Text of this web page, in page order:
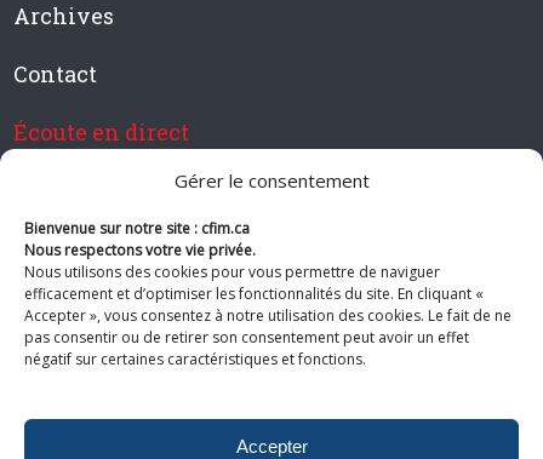
Gérer le consentement
Bienvenue sur notre site : cfim.ca
Nous respectons votre vie privée.
Nous utilisons des cookies pour vous permettre de naviguer
efficacement et d’optimiser les fonctionnalités du site. En cliquant «
Accepter », vous consentez à notre utilisation des cookies. Le fait de ne
pas consentir ou de retirer son consentement peut avoir un effet
négatif sur certaines caractéristiques et fonctions.
Accepter
Archives
Contact
Écoute en direct
Devenir membre de CFIM
Suivez-nous